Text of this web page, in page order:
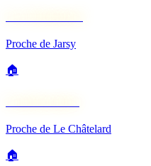
Proche de Jarsy
🏠
Proche de Le Châtelard
🏠